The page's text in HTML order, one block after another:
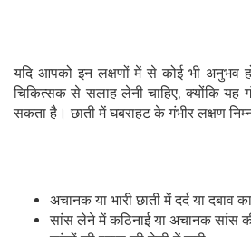
यदि आपको इन लक्षणों में से कोई भी अनुभव
चिकित्सक से सलाह लेनी चाहिए, क्योंकि यह
सकता है। छाती में घबराहट के गंभीर लक्षण
अचानक या भारी छाती में दर्द या दबाव
सांस लेने में कठिनाई या अचानक सांस